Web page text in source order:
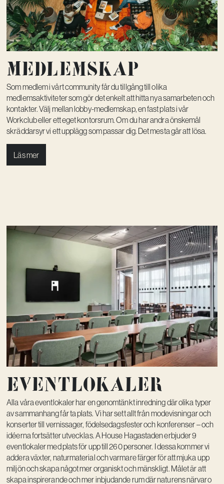
Medlem­skap
Som medlem i vårt community får du tillgång till olika
medlemsaktiviteter som gör det enkelt att hitta nya samarbeten och
kontakter. Välj mellan lobby-medlemskap, en fast plats i vår
Workclub eller ett eget kontorsrum. Om du har andra önskemål
skräddarsyr vi ett upplägg som passar dig. Det mesta går att lösa.
Läs mer
Eventlokaler
Alla våra eventlokaler har en genomtänkt inredning där olika typer
av sammanhang får ta plats. Vi har sett allt från modevisningar och
konserter till vernissager, födelsedagsfester och konferenser – och
idéerna fortsätter utvecklas. A House Hagastaden erbjuder 9
eventlokaler med plats för upp till 260 personer. I dessa kommer vi
addera växter, naturmaterial och varmare färger för att mjuka upp
miljön och skapa något mer organiskt och mänskligt. Målet är att
skapa inspirerande och mer inbjudande rum där naturens närvaro